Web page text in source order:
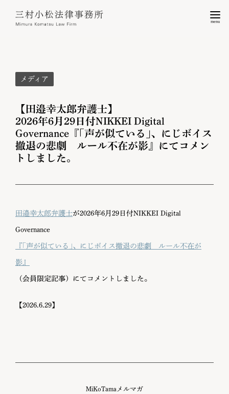
menu
メディア
【田邉幸太郎弁護士】
2026年6月29日付NIKKEI Digital
Governance『｢声が似ている｣、にじボイス
撤退の悲劇 ルール不在が影』にてコメン
トしました。
田邉幸太郎弁護士が2026年6月29日付NIKKEI Digital
Governance
『｢声が似ている｣、にじボイス撤退の悲劇 ルール不在が
影』
（会員限定記事）にてコメントしました。
【2026.6.29】
MiKoTamaメルマガ